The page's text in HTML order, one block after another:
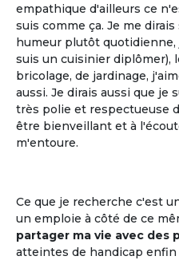
empathique d'ailleurs ce
suis comme ça. Je me
humeur plutôt quotidienne,
suis un cuisinier diplômer),
bricolage, de jardinage,
aussi. Je dirais aussi que je
très polie et respectueuse
être bienveillant et à
m'entoure.
Ce que je recherche c'est
un emploie à côté de ce
partager ma vie avec des
atteintes de handicap enfin
Le